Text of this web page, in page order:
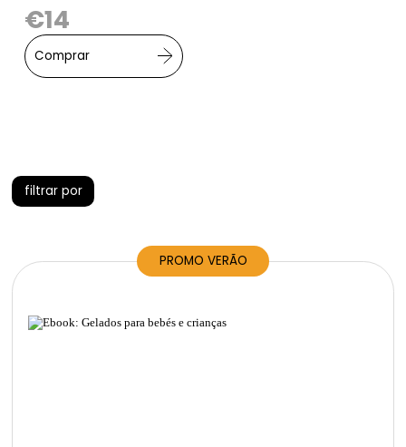
€14
Comprar
filtrar por
PROMO VERÃO